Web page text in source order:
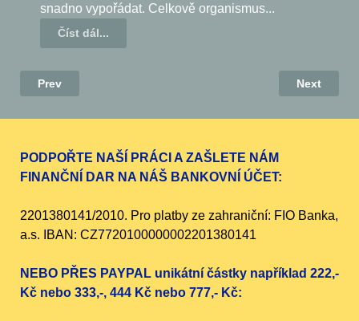
snadno vypořádat. Celkově organismus...
Číst dál...
Prev Next
PODPOŘTE NAŠÍ PRÁCI A ZAŠLETE NÁM
FINANČNÍ DAR NA NÁŠ BANKOVNÍ ÚČET:
2201380141/2010. Pro platby ze zahraniční: FIO Banka,
a.s. IBAN: CZ7720100000002201380141
NEBO PŘES PAYPAL unikátní částky například 222,-
Kč nebo 333,-, 444 Kč nebo 777,- Kč: